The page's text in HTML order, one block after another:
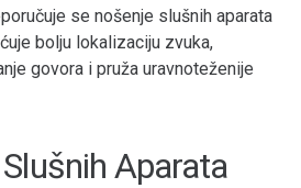
se nošenje slušnih aparata
bolju lokalizaciju zvuka,
govora i pruža uravnoteženije
Aparata